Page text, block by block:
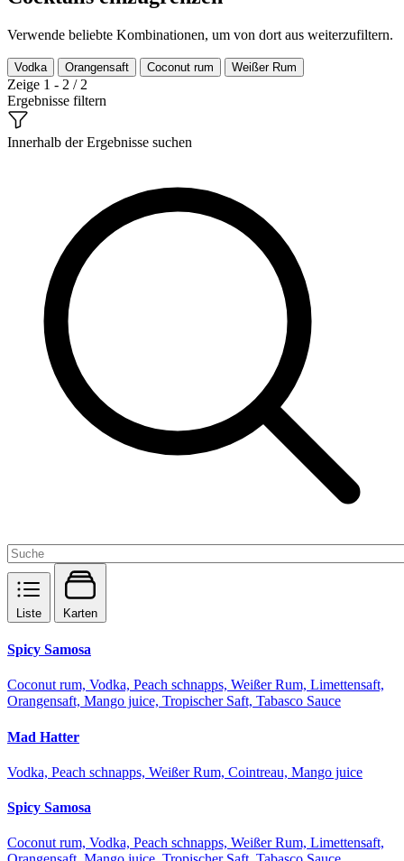
Verwende beliebte Kombinationen, um von dort aus weiterzufiltern.
Vodka Orangensaft Coconut rum Weißer Rum
Zeige 1 - 2 / 2
Ergebnisse filtern
Innerhalb der Ergebnisse suchen
Liste Karten
Spicy Samosa
Coconut rum, Vodka, Peach schnapps, Weißer Rum, Limettensaft,
Orangensaft, Mango juice, Tropischer Saft, Tabasco Sauce
Mad Hatter
Vodka, Peach schnapps, Weißer Rum, Cointreau, Mango juice
Spicy Samosa
Coconut rum, Vodka, Peach schnapps, Weißer Rum, Limettensaft,